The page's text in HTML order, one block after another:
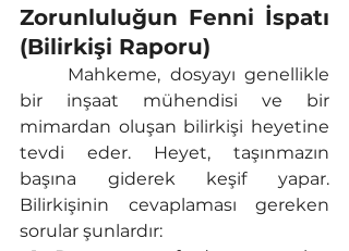
Zorunluluğun Fenni İspatı
(Bilirkişi Raporu)
bir inşaat mühendisi ve bir
mimardan oluşan bilirkişi heyetine
tevdi eder. Heyet, taşınmazın
başına giderek keşif yapar.
Bilirkişinin cevaplaması gereken
sorular şunlardır: